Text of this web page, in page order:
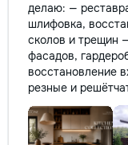
делаю: —
шлифовка,
сколов и трещин
фасадов,
восстановление
резные и